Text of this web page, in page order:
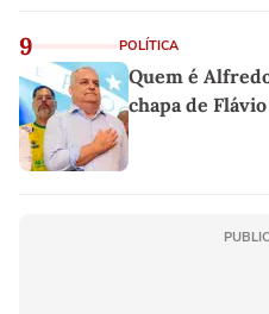
9 POLÍTICA
Quem é
chapa de